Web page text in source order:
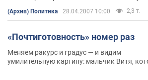
(Архив) Политика 28.04.2007 10:00 2,3 т.
«Почтиготовность» номер раз
Меняем ракурс и градус — и видим
умилительную картину: мальчик Витя,